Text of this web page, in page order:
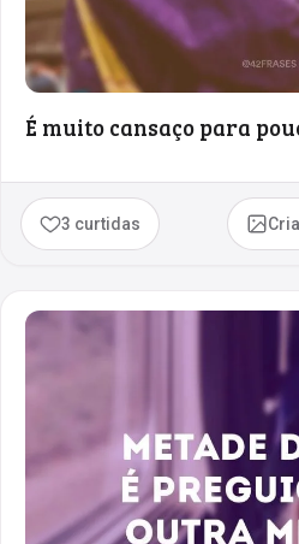
É muito cansaço para
3 curtidas